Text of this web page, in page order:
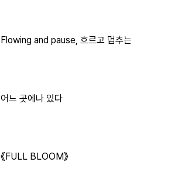
Flowing and pause, 흐르고 멈추는
어느 곳에나 있다
《FULL BLOOM》